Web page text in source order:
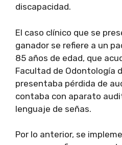
discapacidad.
El caso clínico que se
ganador se refiere a un
85 años de edad, que
Facultad de Odontología
presentaba pérdida de
contaba con aparato
lenguaje de señas.
Por lo anterior, se